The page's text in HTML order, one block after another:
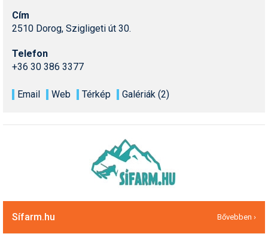
Cím
2510 Dorog, Szigligeti út 30.
Telefon
+36 30 386 3377
Email Web Térkép Galériák (2)
Sífarm.hu Bővebben ›